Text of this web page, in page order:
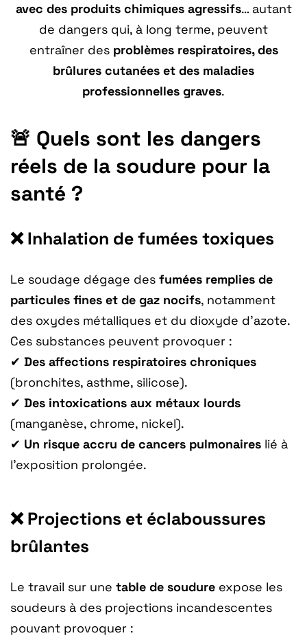
avec des produits chimiques agressifs… autant
de dangers qui, à long terme, peuvent
entraîner des problèmes respiratoires, des
brûlures cutanées et des maladies
professionnelles graves.
🚨 Quels sont les dangers
réels de la soudure pour la
santé ?
❌ Inhalation de fumées toxiques
Le soudage dégage des fumées remplies de
particules fines et de gaz nocifs, notamment
des oxydes métalliques et du dioxyde d’azote.
Ces substances peuvent provoquer :
✔ Des affections respiratoires chroniques
(bronchites, asthme, silicose).
✔ Des intoxications aux métaux lourds
(manganèse, chrome, nickel).
✔ Un risque accru de cancers pulmonaires lié à
l’exposition prolongée.
❌ Projections et éclaboussures
brûlantes
Le travail sur une table de soudure expose les
soudeurs à des projections incandescentes
pouvant provoquer :